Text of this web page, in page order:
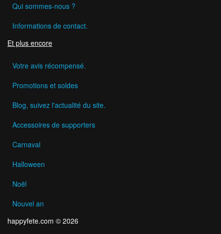
Qui sommes-nous ?
Informations de contact.
Et plus encore
Votre avis récompensé.
Promotions et soldes
Blog, suivez l'actualité du site.
Accessoires de supporters
Carnaval
Halloween
Noël
Nouvel an
happyfete.com © 2026